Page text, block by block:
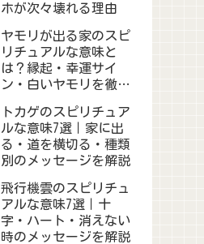
ホが次々壊れる理由
ヤモリが出る家のスピ
リチュアルな意味と
は？縁起・幸運サイ
ン・白いヤモリを徹底
トカゲのスピリチュア
ルな意味7選｜家に出
る・道を横切る・種類
別のメッセージを解説
飛行機雲のスピリチュ
アルな意味7選｜十
字・ハート・消えない
時のメッセージを解説